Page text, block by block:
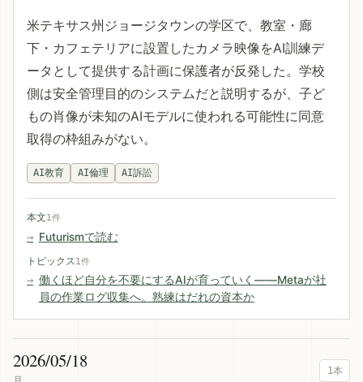
米テキサス州ジョージタウンの学区で、教室・廊
下・カフェテリアに設置したカメラ映像をAI訓練デ
ータとして提供する計画に保護者が反発した。学校
側は安全管理目的のシステムだと説明するが、子ど
もの肖像が未知のAIモデルに使われる可能性に同意
取得の枠組みがない。
AI教育 AI倫理 AI訴訟
本文1件
Futurismで読む
トピックス 1件
働くほど自分を不要にするAIが育っていく——Metaが社
員の作業ログ収集へ。熟練はだれの資本か
2026/05/18 1本